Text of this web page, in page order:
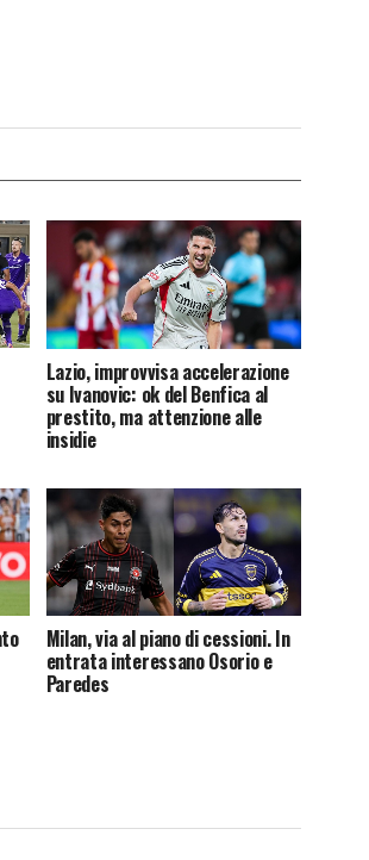
Lazio, improvvisa accelerazione
su Ivanovic: ok del Benfica al
prestito, ma attenzione alle
insidie
Milan, via al piano di cessioni. In
entrata interessano Osorio e
Paredes